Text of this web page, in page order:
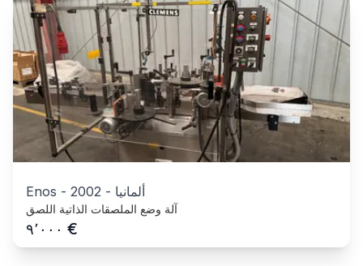
Enos - 2002 - ألمانيا
آلة وضع الملصقات الذاتية اللصق
٩٬٠٠٠ €